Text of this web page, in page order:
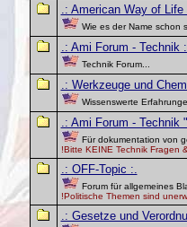
.: American Way of Life
Wie es der Name schon
.: Ami Forum - Technik
Technik Forum...
.: Werkzeuge und
Wissenswerte
.: Ami Forum - Technik
Für dokumentation von
!Bitte KEINE Technik Fragen
.: OFF-Topic :.
Forum für allgemeines
!Politische Themen sind
.: Gesetze und